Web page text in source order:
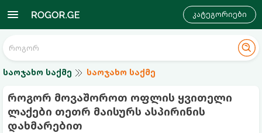
კატეგორიები
საოჯახო საქმე საოჯახო საქმე
როგორ მოვაშოროთ ოფლის ყვითელი
ლაქები თეთრ მაისურს ასპირინის
დახმარებით